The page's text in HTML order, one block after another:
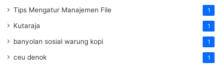
Tips Mengatur Manajemen File 1
Kutaraja 1
banyolan sosial warung kopi 1
ceu denok 1